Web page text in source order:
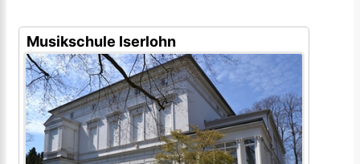
Musikschule Iserlohn